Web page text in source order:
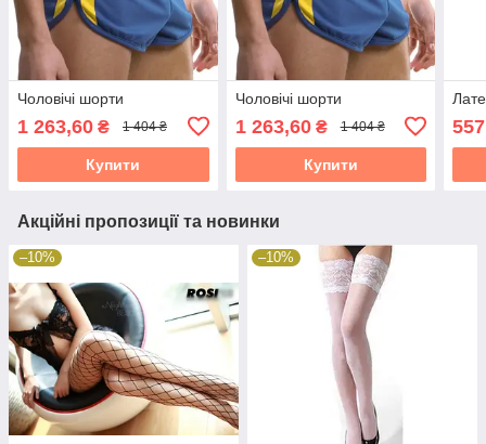
Чоловічі шорти
1 263,60 ₴ 1 404 ₴
Купити
Чоловічі шорти
1 263,60₴ 1 404 ₴
Купити
Акційні пропозиції та новинки
–10% –10%